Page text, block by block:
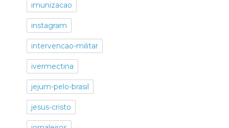
imunizacao
instagram
intervencao-militar
ivermectina
jejum-pelo-brasil
jesus-cristo